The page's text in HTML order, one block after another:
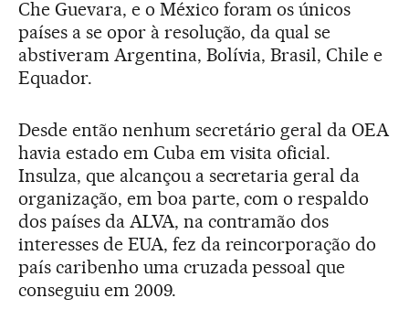
Che Guevara, e o México foram os únicos
países a se opor à resolução, da qual se
abstiveram Argentina, Bolívia, Brasil, Chile e
Equador.
Desde então nenhum secretário geral da OEA
havia estado em Cuba em visita oficial.
Insulza, que alcançou a secretaria geral da
organização, em boa parte, com o respaldo
dos países da ALVA, na contramão dos
interesses de EUA, fez da reincorporação do
país caribenho uma cruzada pessoal que
conseguiu em 2009.